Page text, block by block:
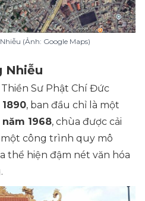
(Ảnh: Google Maps)
Nhiễu
Sư Phật Chí Đức
, ban đầu chỉ là một
năm 1968, chùa được cải
công trình quy mô
thể hiện đậm nét văn hóa